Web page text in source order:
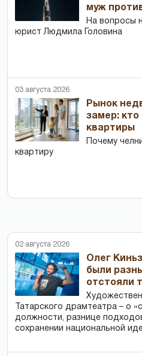
муж
На вопросы
юрист Людмила Головина
03 августа 2026
Рынок
замер: кто
квартиры
Почему
квартиру
02 августа 2026
Олег
были
отстояли
Татарского драмтеатра – о
должности, разнице
сохранении национальной